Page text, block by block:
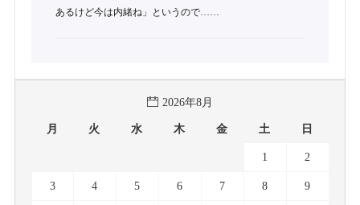
あるけど今は内緒ね」というので……
2026年8月
月 火 水 木 金 土 日
1 2
3 4 5 6 7 8 9